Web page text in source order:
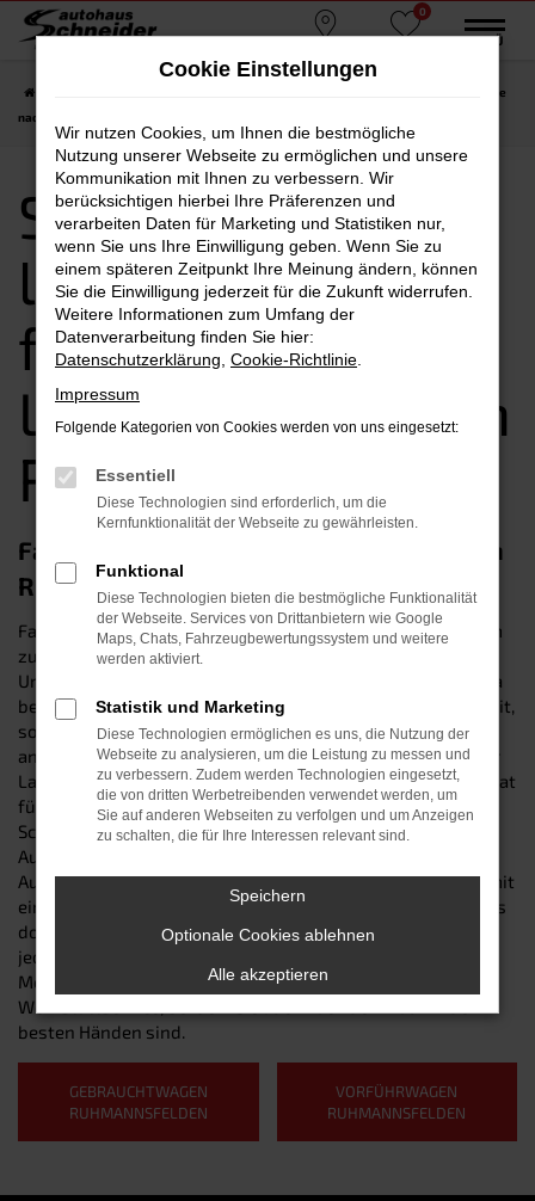
Zum
0
MENÜ
Seat kaufen, leasen, finanzieren | Lieferservice
nach Ruhmannsfelden
Seat kaufen,
leasen,
finanzieren |
Lieferservice nach
Ruhmannsfelden
Fahren auf Top-Niveau mit einem Seat in
Ruhmannsfelden
Fahrzeuge von Seat gehören in Sachen Qualität seit Langem
zur Top-Liga – und sind auch für Ruhmannsfelden und
Umgebung die perfekte Wahl. Die Autos der Traditionsfirma
bestechen nicht nur durch Langlebigkeit und Zuverlässigkeit,
sondern ebenso durch technische Innovation und ihr
ansprechendes Design. Egal, ob Sie im Stadtverkehr, auf der
Landstraßen oder aber im Gelände unterwegs sind – Seat hat
für jeden Zweck das passende Modell. Wir vom Autohaus
Schneider sind Ihr lokaler Vertrauenshändler für sämtliche
Autos des Top-Herstellers – und bieten Ihnen eine breite
Auswahl vom Kleinfahrzeug bis hin zum SUV. Wie wäre es mit
einem hochmodern ausgestatteten Neuwagen? Oder soll es
doch lieber ein solider „Gebrauchter“ sein? Bei uns findet
jeder [MARKE}-Liebhaber das perfekte Auto für seine
Mobilitätsbedürfnisse. Ganz zu schweigen von unserem
Werkstattservice, bei dem Sie auch nach dem Kauf in den
besten Händen sind.
GEBRAUCHTWAGEN
RUHMANNSFELDEN
VORFÜHRWAGEN
RUHMANNSFELDEN
Cookie Einstellungen
Wir nutzen Cookies, um Ihnen die bestmögliche
Nutzung unserer Webseite zu ermöglichen und unsere
Kommunikation mit Ihnen zu verbessern. Wir
berücksichtigen hierbei Ihre Präferenzen und
verarbeiten Daten für Marketing und Statistiken nur,
wenn Sie uns Ihre Einwilligung geben. Wenn Sie zu
einem späteren Zeitpunkt Ihre Meinung ändern, können
Sie die Einwilligung jederzeit für die Zukunft widerrufen.
Weitere Informationen zum Umfang der
Datenverarbeitung finden Sie hier:
Datenschutzerklärung Cookie-Richtlinie
Impressum
Folgende Kategorien von Cookies werden von uns eingesetzt:
Essentiell
Diese Technologien sind erforderlich, um die
Kernfunktionalität der Webseite zu gewährleisten.
Funktional
Diese Technologien bieten die bestmögliche Funktionalität
der Webseite. Services von Drittanbietern wie Google
Maps, Chats, Fahrzeugbewertungssystem und weitere
werden aktiviert.
Statistik und Marketing
Diese Technologien ermöglichen es uns, die Nutzung der
Webseite zu analysieren, um die Leistung zu messen und
zu verbessern. Zudem werden Technologien eingesetzt,
die von dritten Werbetreibenden verwendet werden, um
Sie auf anderen Webseiten zu verfolgen und um Anzeigen
zu schalten, die für Ihre Interessen relevant sind.
Speichern
Optionale Cookies ablehnen
Alle akzeptieren